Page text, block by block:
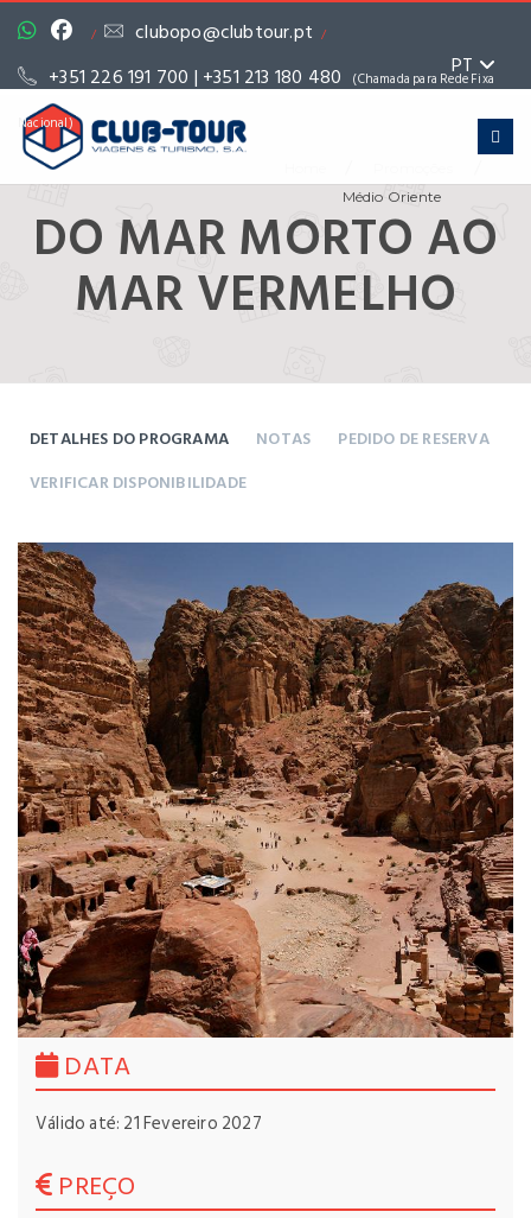
/ clubopo@clubtour.pt /
+351 226 191 700 | +351 213 180 480 (Chamada para Rede Fixa
Nacional)
PT
Médio Oriente
DO MAR MORTO AO
MAR VERMELHO
DETALHES DO PROGRAMA NOTAS
PEDIDO DE RESERVA
VERIFICAR DISPONIBILIDADE
DATA
Válido até: 21 Fevereiro 2027
PREÇO